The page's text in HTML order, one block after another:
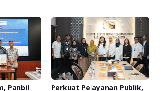
Panbil
Perkuat Pelayanan Publik,